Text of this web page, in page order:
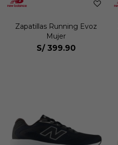
Zapatillas Running Evoz
Mujer
S/ 399.90